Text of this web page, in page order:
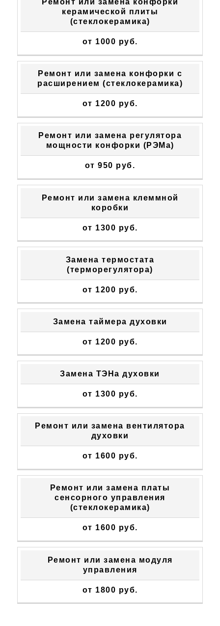
Ремонт или замена конфорки
керамической плиты
(стеклокерамика)
от 1000 руб.
Ремонт или замена конфорки с
расширением (стеклокерамика)
от 1200 руб.
Ремонт или замена регулятора
мощности конфорки (РЭМа)
от 950 руб.
Ремонт или замена клеммной
коробки
от 1300 руб.
Замена термостата
(терморегулятора)
от 1200 руб.
Замена таймера духовки
от 1200 руб.
Замена ТЭНа духовки
от 1300 руб.
Ремонт или замена вентилятора
духовки
от 1600 руб.
Ремонт или замена платы
сенсорного управления
(стеклокерамика)
от 1600 руб.
Ремонт или замена модуля
управления
от 1800 руб.